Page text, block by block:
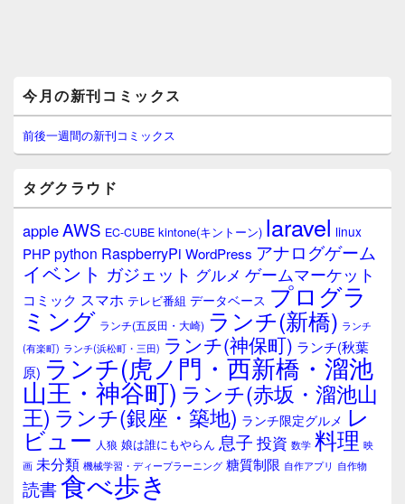
イ
ン
サ
イ
ウ
ィ
ジ
ェ
ア
今月の新刊コミックス
前後一週間の新刊コミックス
タグクラウド
appleAWS EC-CUBE kintone(キントーン) laravel linux
PHPpython RaspberryPi WordPress アナログゲーム
イベント ガジェット グルメ ゲームマーケット
コミック スマホ テレビ番組 データベース プログラ
ミング ランチ(五反田・大崎) ランチ(新橋) ランチ
(有楽町) ランチ(浜松町・三田) ランチ(神保町) ランチ(秋葉
原) ランチ(虎ノ門・西新橋・溜池
山王・神谷町) ランチ(赤坂・溜池山
王) ランチ(銀座・築地) ランチ限定グルメ レ
ビュー 人狼 娘は誰にもやらん 息子 投資 数学 料理 映
画 未分類 機械学習・ディープラーニング 糖質制限 自作アプリ 自作物
読書食べ歩き